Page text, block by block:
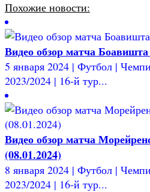
Похожие новости:
Видео обзор матча
5 января 2024 | Футбол |
2023/2024 | 16-й тур...
Видео обзор матча
(08.01.2024)
8 января 2024 | Футбол |
2023/2024 | 16-й тур...